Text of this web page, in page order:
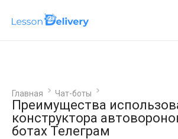
Главная Чат-боты
Преимущества
конструктора
ботах Телеграм